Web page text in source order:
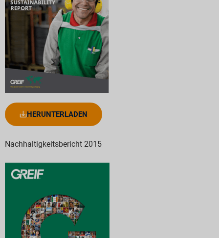
HERUNTERLADEN
Nachhaltigkeitsbericht 2015